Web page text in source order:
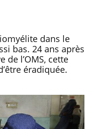
dans le
bas. 24 ans après
de l’OMS, cette
éradiquée.